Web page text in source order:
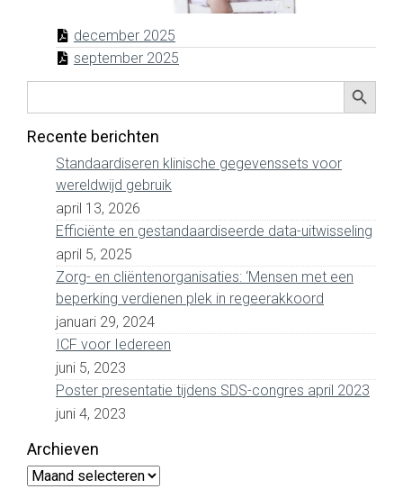
december 2025
september 2025
Zoek
Recente berichten
Standaardiseren klinische gegevenssets voor
wereldwijd gebruik
april 13, 2026
Efficiënte en gestandaardiseerde data-uitwisseling
april 5, 2025
Zorg- en cliëntenorganisaties: ‘Mensen met een
beperking verdienen plek in regeerakkoord
januari 29, 2024
ICF voor Iedereen
juni 5, 2023
Poster presentatie tijdens SDS-congres april 2023
juni 4, 2023
Archieven
Archieven